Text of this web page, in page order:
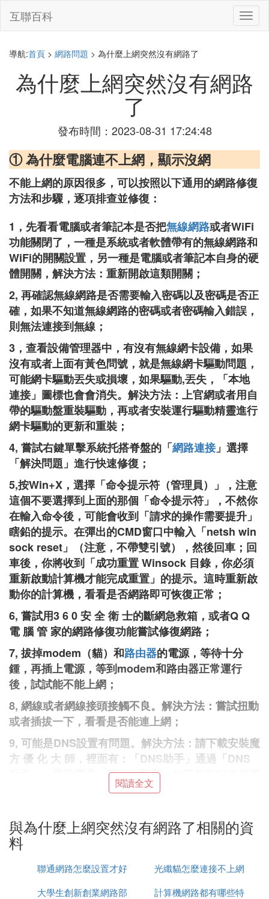
切
換
互聯百科
導航:首頁 > 網路問題 > 為什麼上網突然沒有網路了
為什麼上網突然沒有網路
了
發布時間：2023-08-31 17:24:48
① 為什麼電腦連不上網，顯示沒網
不能上網的原因很多，可以按照以下通用的網路修復
方法和步驟，逐項排查並修復：
1，先看看電腦或者筆記本是否把無線網路或者WiFi
功能關閉了，一種是系統或者軟體帶有的無線網路和
WiFi的開關設置，另一種是電腦或者筆記本自身的硬
體開關，解決方法：重新開啟這類開關；
2, 再確認無線網路是否需要輸入密碼以及密碼是否正
確，如果不知道無線網路的密碼或者密碼輸入錯誤，
則無法連接到無線；
3，查看設備管理器中，有沒有無線網卡設備，如果
沒有或者上面有黃色問號，就是無線網卡驅動問題，
可能網卡驅動丟失或損壞，如果驅動,丟失，「本地
連接」圖標也會會消失。解決方法：上官網或者用自
帶的驅動盤重裝驅動，再或者安裝運行驅動精靈進行
網卡驅動的更新和重裝；
4, 嘗試右鍵單擊系統托搭脊盤的「網路連接」選擇
「解決問題」進行快速修復；
5,按Win+X，選擇「命令提示符（管理員）」，注意
這個不要選擇到上面的那個「命令提示符」，不然你
在輸入命令後，可能會收到「請求的操作需要提升」
瞎鉛的提示。在彈出的CMD窗口中輸入「netsh win
sock reset」（注意，不帶雙引號），然後回車；回
車後，你將收到「成功重置 Winsock 目錄，你必須
重新啟動計算機才能完成重置」的提示。這時重新啟
動你的計算機，看看是否網路即可恢復正常；
6, 嘗試用3 6 0 安 全 衛 士的斷網急救箱，或者Q Q
電 腦 管 家的網路修復功能嘗試修復網路；
7, 拔掉modem（貓）和路由器的電源，等待十分
鍾，再插上電源，等到modem和路由器正常運行
後，試試能不能上網；
8, 網線或者網線接頭接觸不良。解決方法：嘗試扭動
或者插拔一下，看看是否能連上網；
9, 可能是DNS設置有問題。解決方法：請下載安裝魔
方 優 化 大 師，裡面有：「DNS助手」通過「DNS
助手」，重新優選一下DNS即可。如果無有DNS伺服
器，請設置 「114.114.114.114」和「8.8.8.8」為優
10, 也可能是 網路設置了固定ip地址。電腦TCP/IP
（v4 或者v6）中設置了具體的IP和DNS，但這些IP
解決方法：如果路由器開啟了DHCP，右鍵單擊系統
托盤的「網路連接」選擇「打開網路和共享中心」，
閱讀全文
與為什麼上網突然沒有網路了相關的資
料
聯通網路怎麼設置才好
光纖貓怎麼連接不上網
路
大學生創新創業網路部
計算機網路都有哪些特